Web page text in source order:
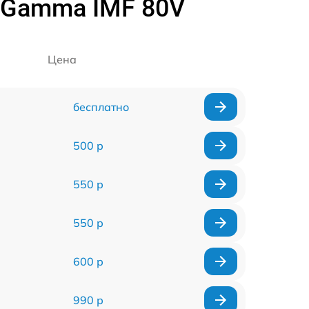
IMF 80V
Цена
бесплатно
500 р
550 р
550 р
600 р
990 р